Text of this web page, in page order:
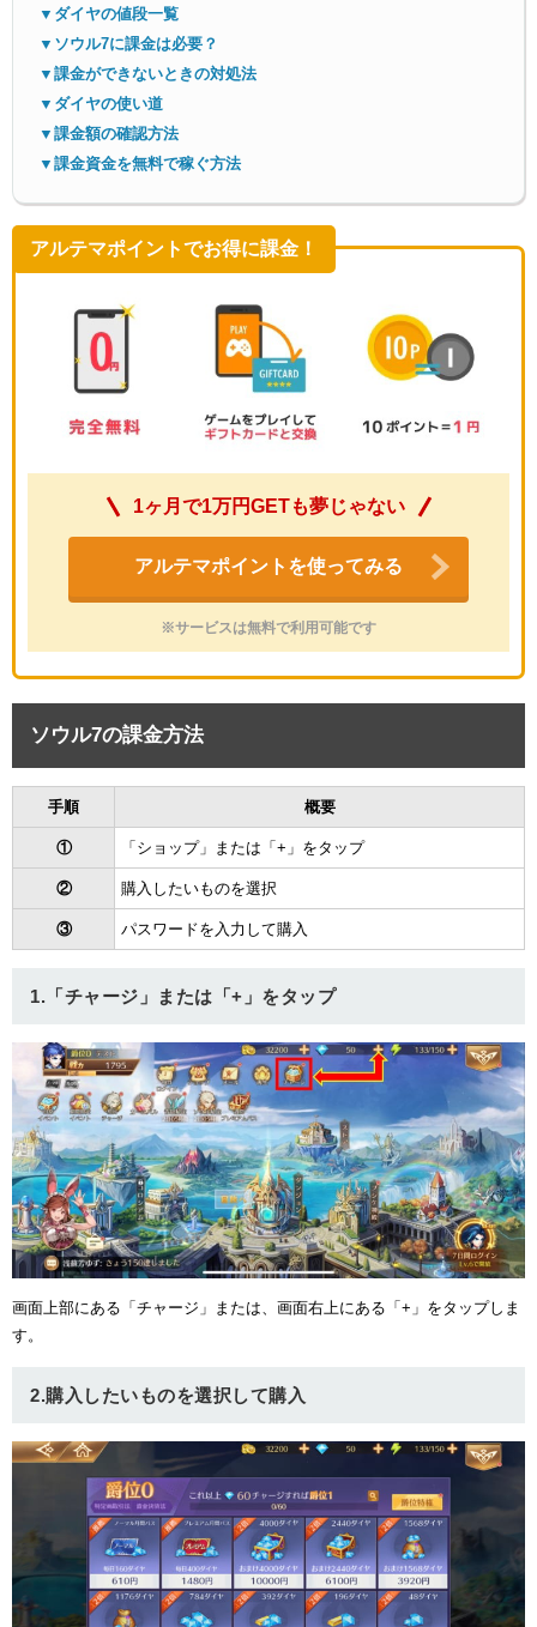
▼ダイヤの値段一覧
▼ソウル7に課金は必要？
▼課金ができないときの対処法
▼ダイヤの使い道
▼課金額の確認方法
▼課金資金を無料で稼ぐ方法
アルテマポイントでお得に課金！
1ヶ月で1万円GETも夢じゃない
アルテマポイントを使ってみる
※サービスは無料で利用可能です
ソウル7の課金方法
手順 概要
① 「ショップ」または「+」をタップ
② 購入したいものを選択
③ パスワードを入力して購入
1.「チャージ」または「+」をタップ
画面上部にある「チャージ」または、画面右上にある「+」をタップしま
す。
2.購入したいものを選択して購入